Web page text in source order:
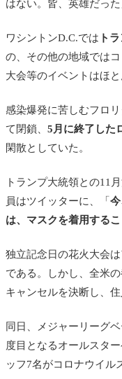
はない。皆、英雄だった
ワシントンD.C.では ト
の、その他の地域では
大会等のイベントはほ
感染爆発に苦しむフロ
て閉鎖、 5月に終了した
閑散としていた。
トランプ大統領との11
員はツイッターに、「
は、マスクを着用する
独立記念日の花火大会
である。しかし、全米
キャンセルを決断し、
同日、メジャーリーグ
度目となるオールスタ
ッフ7名がコロナウイル